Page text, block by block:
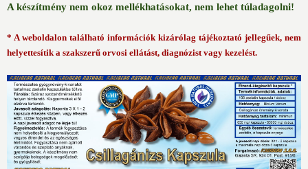
A készítmény nem okoz mellékhatásokat, nem lehet túladagolni!
* A weboldalon található információk kizárólag tájékoztató jellegűek, nem
helyettesítik a szakszerű orvosi ellátást, diagnózist vagy kezelést.